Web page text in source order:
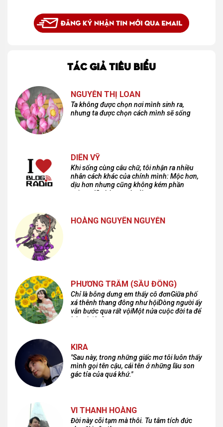
TÁC GIẢ TIÊU BIỂU
NGUYỄN THỊ LOAN
Ta không được chọn nơi mình sinh ra,
nhưng ta được chọn cách mình sẽ sống
DIÊN VỸ
Khi sống cùng câu chữ, tôi nhận ra nhiều
nhân cách khác của chính mình: Mộc hơn,
dịu hơn nhưng cũng không kém phần
cuồng dã và hoang hoải...
HOÀNG NGUYÊN NGUYỄN
PHƯƠNG TRÂM (SẦU ĐÔNG)
Chỉ là bỗng dưng em thấy cô đơnGiữa phố
xá thênh thang đông như hộiDòng người ấy
vẫn bước qua rất vộiMột nửa cuộc đời ta để
lại nơi đâu?
KIRA
"Sau này, trong những giấc mơ tôi luôn thấy
mình gọi tên cậu, cái tên ở những lầu son
gác tía của quá khứ."
VI THANH HOÀNG
Đời này cõi tạm mà thôi. Tu tâm tích đức